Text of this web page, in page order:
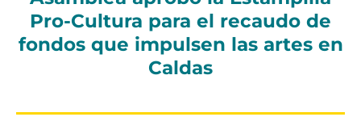
Pro-Cultura para el recaudo de
fondos que impulsen las artes en
Caldas